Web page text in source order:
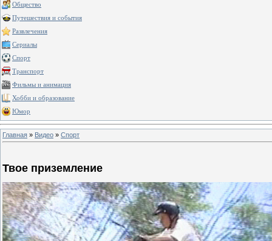
Общество
Путешествия и события
Развлечения
Сериалы
Спорт
Транспорт
Фильмы и анимация
Хобби и образование
Юмор
Главная » Видео » Спорт
Твое приземление